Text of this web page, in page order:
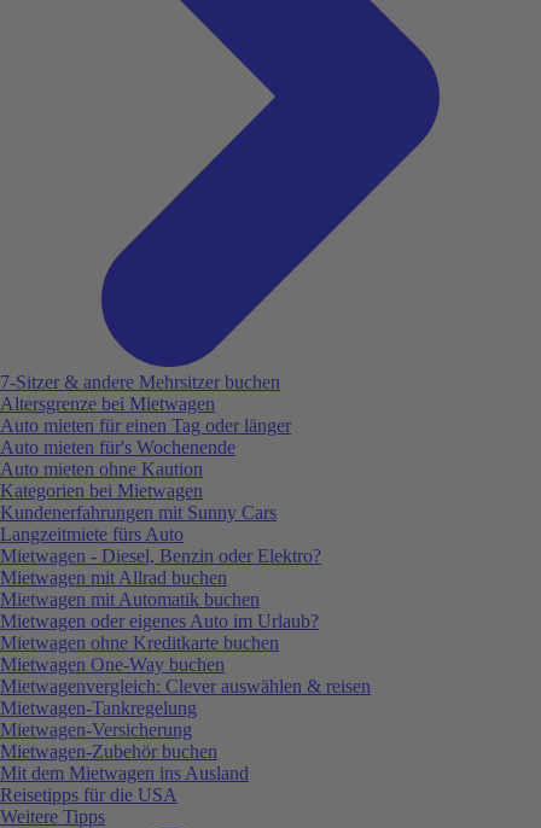
7-Sitzer & andere Mehrsitzer buchen
Altersgrenze bei Mietwagen
Auto mieten für einen Tag oder länger
Auto mieten für's Wochenende
Auto mieten ohne Kaution
Kategorien bei Mietwagen
Kundenerfahrungen mit Sunny Cars
Langzeitmiete fürs Auto
Mietwagen - Diesel, Benzin oder Elektro?
Mietwagen mit Allrad buchen
Mietwagen mit Automatik buchen
Mietwagen oder eigenes Auto im Urlaub?
Mietwagen ohne Kreditkarte buchen
Mietwagen One-Way buchen
Mietwagenvergleich: Clever auswählen & reisen
Mietwagen-Tankregelung
Mietwagen-Versicherung
Mietwagen-Zubehör buchen
Mit dem Mietwagen ins Ausland
Reisetipps für die USA
Weitere Tipps